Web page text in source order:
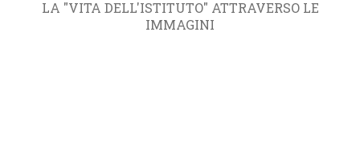
LA "VITA DELL'ISTITUTO" ATTRAVERSO LE
IMMAGINI